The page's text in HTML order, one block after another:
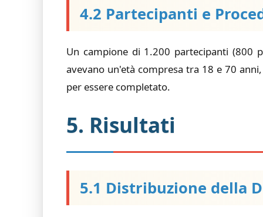
4.2 Partecipanti e
Un campione di 1.200 partecipanti (800
avevano un'età compresa tra 18 e 70
per essere completato.
5. Risultati
5.1 Distribuzione della